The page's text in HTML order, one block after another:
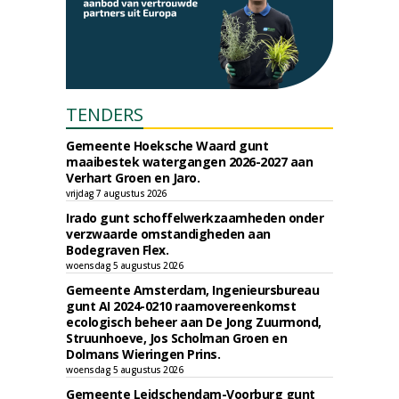
TENDERS
Gemeente Hoeksche Waard gunt
maaibestek watergangen 2026-2027 aan
Verhart Groen en Jaro.
vrijdag 7 augustus 2026
Irado gunt schoffelwerkzaamheden onder
verzwaarde omstandigheden aan
Bodegraven Flex.
woensdag 5 augustus 2026
Gemeente Amsterdam, Ingenieursbureau
gunt AI 2024-0210 raamovereenkomst
ecologisch beheer aan De Jong Zuurmond,
Struunhoeve, Jos Scholman Groen en
Dolmans Wieringen Prins.
woensdag 5 augustus 2026
Gemeente Leidschendam-Voorburg gunt